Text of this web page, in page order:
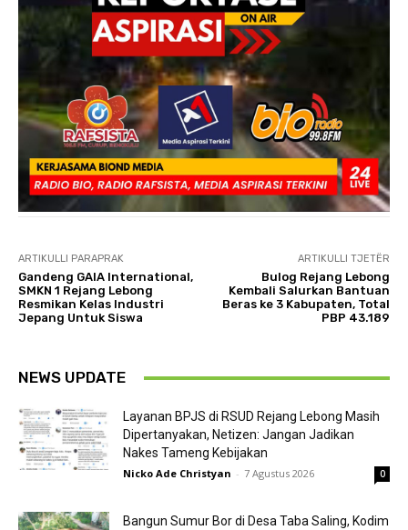
ARTIKULLI PARAPRAK
Gandeng GAIA International,
SMKN 1 Rejang Lebong
Resmikan Kelas Industri
Jepang Untuk Siswa
ARTIKULLI TJETËR
Bulog Rejang Lebong
Kembali Salurkan Bantuan
Beras ke 3 Kabupaten, Total
PBP 43.189
NEWS UPDATE
Layanan BPJS di RSUD Rejang Lebong Masih
Dipertanyakan, Netizen: Jangan Jadikan
Nakes Tameng Kebijakan
Nicko Ade Christyan - 7 Agustus 2026 0
Bangun Sumur Bor di Desa Taba Saling, Kodim